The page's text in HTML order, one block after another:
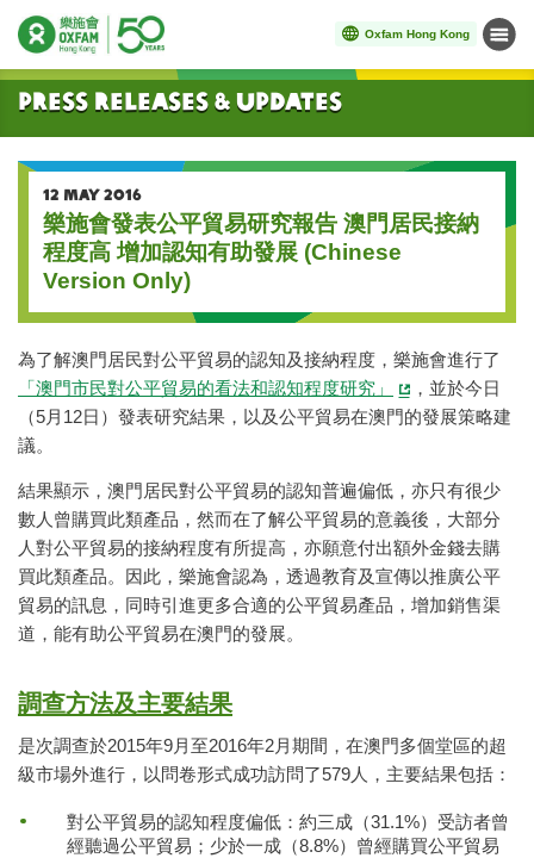
Oxfam Hong Kong Menu
Start main content
Press Releases & Updates
12 MAY 2016
樂施會發表公平貿易研究報告 澳門居民接納
程度高 增加認知有助發展 (Chinese
Version Only)
為了解澳門居民對公平貿易的認知及接納程度，樂施會進行了
「澳門市民對公平貿易的看法和認知程度研究」
，並於今日
（5月12日）發表研究結果，以及公平貿易在澳門的發展策略建
議。
結果顯示，澳門居民對公平貿易的認知普遍偏低，亦只有很少
數人曾購買此類產品，然而在了解公平貿易的意義後，大部分
人對公平貿易的接納程度有所提高，亦願意付出額外金錢去購
買此類產品。因此，樂施會認為，透過教育及宣傳以推廣公平
貿易的訊息，同時引進更多合適的公平貿易產品，增加銷售渠
道，能有助公平貿易在澳門的發展。
調查方法及主要結果
是次調查於2015年9月至2016年2月期間，在澳門多個堂區的超
級市場外進行，以問卷形式成功訪問了579人，主要結果包括：
對公平貿易的認知程度偏低：約三成（31.1%）受訪者曾
經聽過公平貿易；少於一成（8.8%）曾經購買公平貿易